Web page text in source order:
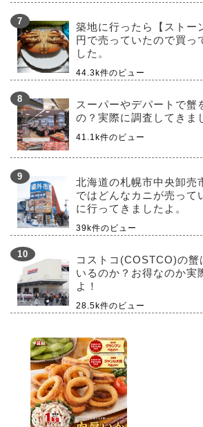
築地に行ったら【ストー
円で売っていたので買っ
した。
44.3k件のビュー
スーパーやデパートで蟹
の？実際に調査してきま
41.1k件のビュー
北海道の札幌市中央卸売
ではどんなカニが売って
に行ってきましたよ。
39k件のビュー
コストコ(COSTCO)の蟹
いるのか？お得なのか実
よ！
28.5k件のビュー